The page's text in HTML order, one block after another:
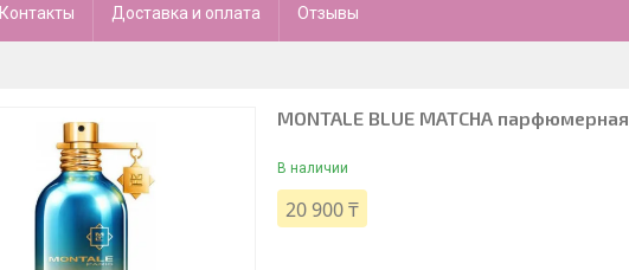
Контакты Доставка и оплата Отзывы
MONTALE BLUE MATCHA
В наличии
20 900 ₸